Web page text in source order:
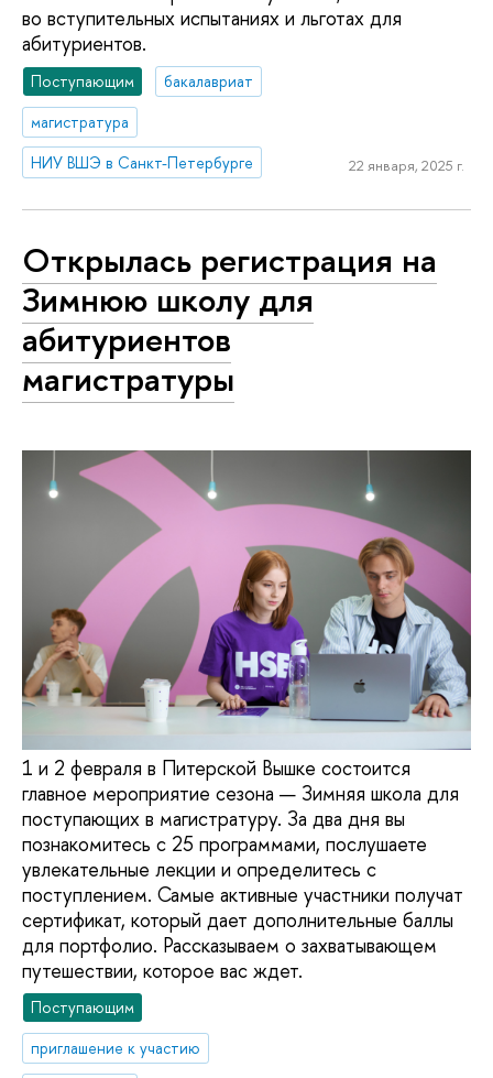
во вступительных испытаниях и льготах для
абитуриентов.
Поступающим
бакалавриат
магистратура
НИУ ВШЭ в Санкт-Петербурге
22 января, 2025 г.
Открылась регистрация на
Зимнюю школу для
абитуриентов
магистратуры
1 и 2 февраля в Питерской Вышке состоится
главное мероприятие сезона — Зимняя школа для
поступающих в магистратуру. За два дня вы
познакомитесь с 25 программами, послушаете
увлекательные лекции и определитесь с
поступлением. Самые активные участники получат
сертификат, который дает дополнительные баллы
для портфолио. Рассказываем о захватывающем
путешествии, которое вас ждет.
Поступающим
приглашение к участию